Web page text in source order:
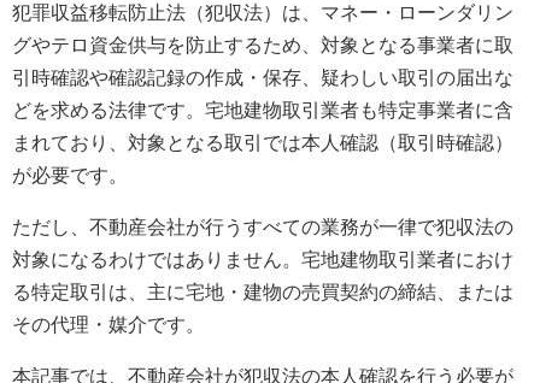
犯罪収益移転防止法（犯収法）は、マネー・ローンダリン
グやテロ資金供与を防止するため、対象となる事業者に取
引時確認や確認記録の作成・保存、疑わしい取引の届出な
どを求める法律です。宅地建物取引業者も特定事業者に含
まれており、対象となる取引では本人確認（取引時確認）
が必要です。
ただし、不動産会社が行うすべての業務が一律で犯収法の
対象になるわけではありません。宅地建物取引業者におけ
る特定取引は、主に宅地・建物の売買契約の締結、または
その代理・媒介です。
本記事では、不動産会社が犯収法の本人確認を行う必要が